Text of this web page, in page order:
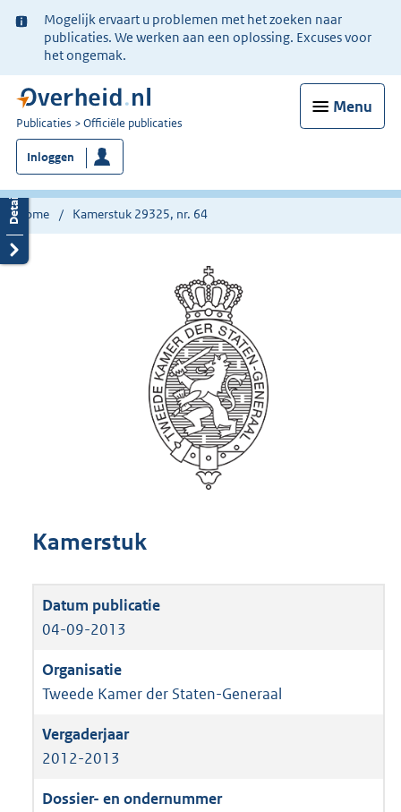
Ter
informatie:
Mogelijk ervaart u problemen met het zoeken naar
publicaties. We werken aan een oplossing. Excuses voor
het ongemak.
Menu
U
bent
nu
hier:
Publicaties Officiële publicaties
Inloggen
Home Kamerstuk 29325, nr. 64
Kamerstuk
04-09-2013
Tweede Kamer der Staten-Generaal
2012-2013